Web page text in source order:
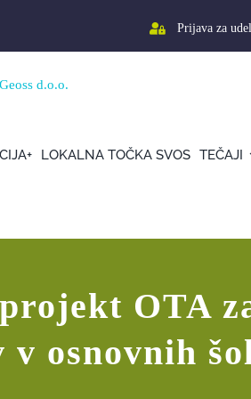
Prijava za
LOKALNA TOČKA SVOS TEČAJI
OTA
osnovnih